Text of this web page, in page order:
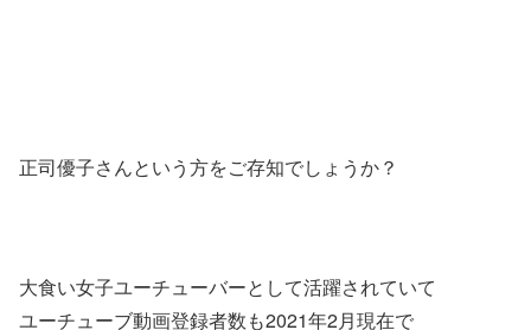
正司優子さんという方をご存知でしょうか？
大食い女子ユーチューバーとして活躍されていて
ユーチューブ動画登録者数も2021年2月現在で